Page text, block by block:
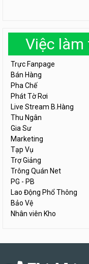
Việc làm
Trực Fanpage
Bán Hàng
Pha Chế
Phát Tờ Rơi
Live Stream B.Hàng
Thu Ngân
Gia Sư
Marketing
Tạp Vụ
Trợ Giảng
Trông Quán Net
PG - PB
Lao Động Phổ Thông
Bảo Vệ
Nhân viên Kho